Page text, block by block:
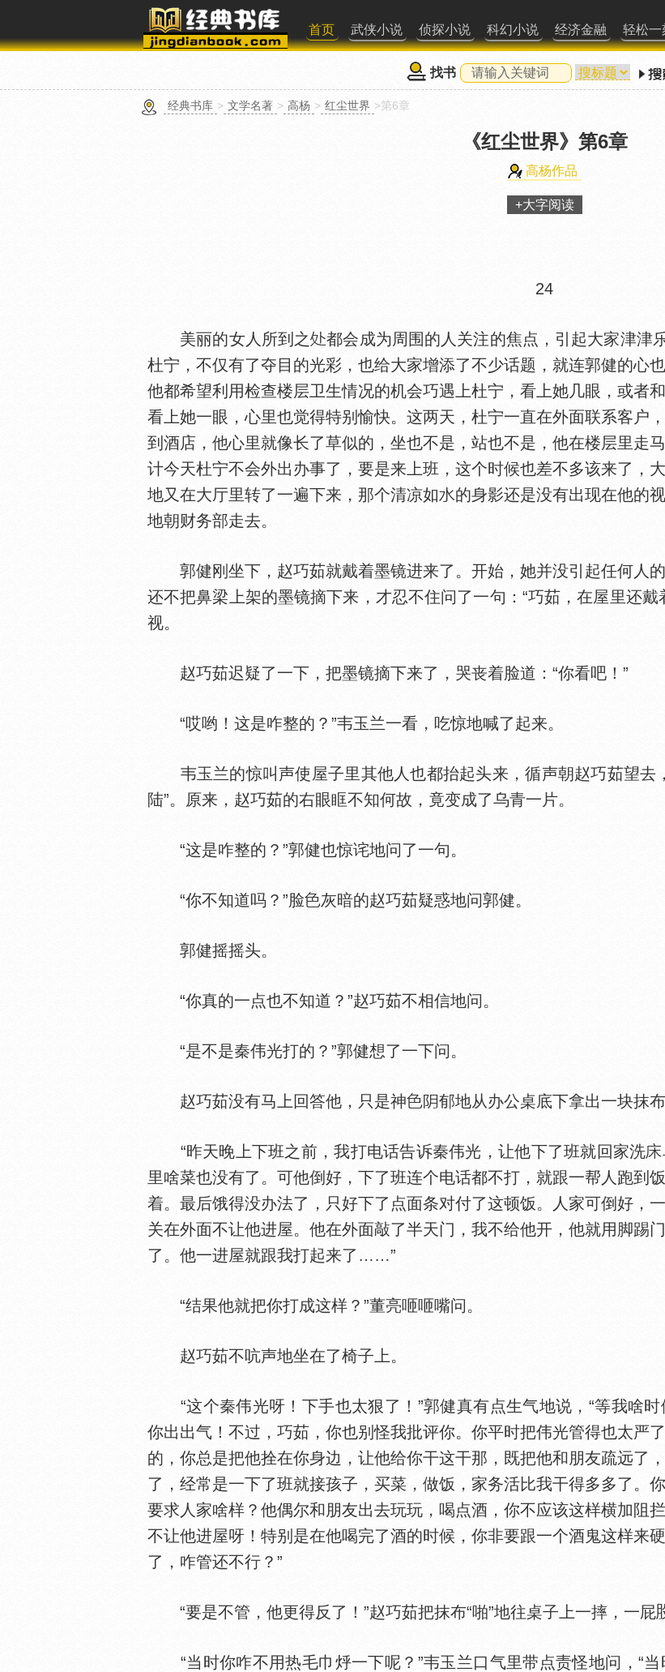
首页 武侠小说 侦探小说 科幻小说 经济金融 轻松一
找书
经典书库 > 文学名著 > 高杨 > 红尘世界 >第6章
《红尘世界》 第6章
高杨作品
+大字阅读
24
美丽的女人所到之
都会成为周围的人关注的焦点，引起大家津津
杜宁，不仅有了夺目的光彩，也给大家增添了不少话题，就连郭健的心
他都希望利用检查楼层卫生情况的机会巧遇上杜宁，看上她几眼，或者
看上她一眼，心里也觉得特别愉快。这两天，杜宁一直在外面联系客户
到酒店，他心里就像长了草似的，坐也不是，站也不是，他在楼层里走
计今天杜宁不会外出办事了，要是来上班，这个时候也差不多该来了，
地又在大厅里转了一遍下来，那个清凉如
的身影还是没有出现在他的
地朝财务部走去。
郭健刚坐下，赵巧茹就戴着墨镜进来了。开始，她并没引起任何人
还不把鼻梁上架的墨镜摘下来，才忍不住问了一句：“巧茹，在屋里还
视。
赵巧茹迟疑了一下，把墨镜摘下来了，哭丧着脸道：“你看吧！”
“哎哟！这是咋整的？”韦玉兰一看，吃惊地喊了起来。
韦玉兰的惊叫声使屋子里其他人也都抬起头来，循声朝赵巧茹望去
陆”。原来，赵巧茹的右眼眶不知何故，竟变成了乌青一片。
“这是咋整的？”郭健也惊诧地问了一句。
“你不知道吗？”脸 灰暗的赵巧茹疑惑地问郭健。
郭健摇摇头。
“你真的一点也不知道？”赵巧茹不相信地问。
“是不是秦伟光打的？”郭健想了一下问。
赵巧茹没有马上回答他，只是神 郁地从办公桌底下拿出一块抹
“昨天晚上下班之前，我打电话告诉秦伟光，让他下了班就回家洗
里啥菜也没有了。可他倒好，下了班连个电话都不打，就跟一帮人跑到
着。最后饿得没办法了，只好下了点面条对付了这顿饭。人家可倒好，
关在外面不让他进屋。他在外面敲了半天门，我不给他开，他就用脚踢
了。他一进屋就跟我打起来了……”
“结果他就把你打成这样？”董亮咂咂嘴问。
赵巧茹不吭声地坐在了椅子上。
“这个秦伟光呀！下手也太狠了！”郭健真有点生气地说，“等我啥时
你出出气！不过，巧茹，你也别怪我批评你。你平时把伟光管得也太严
的，你总是把他拴在你身边，让他给你干这干那，既把他和朋友疏远了
了，经常是一下了班就接孩子，买菜，做饭，家务活比我干得多多了。
要求人家啥样？他偶尔和朋友出去玩玩，喝点酒，你不应该这样横加阻
不让他进屋呀！特别是在他喝完了酒的时候，你非要跟一个酒鬼这样来
了，咋管还不行？”
“要是不管，他更得反了！”赵巧茹把抹布“啪”地往桌子上一摔，一屁
“当时你咋不用热毛巾烀一下呢？”韦玉兰口气里带点责怪地问，“